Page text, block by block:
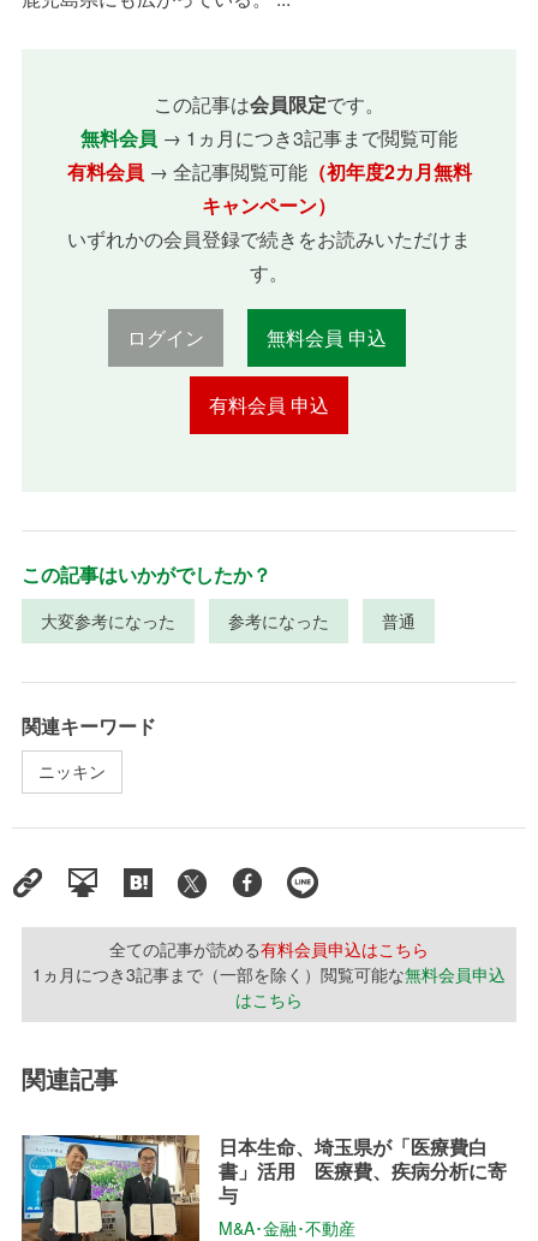
この記事は会員限定です。
無料会員 → 1ヵ月につき3記事まで閲覧可能
有料会員 → 全記事閲覧可能（初年度2カ月無料
キャンペーン）
いずれかの会員登録で続きをお読みいただけま
す。
ログイン 無料会員 申込
有料会員 申込
この記事はいかがでしたか？
大変参考になった 参考になった 普通
関連キーワード
ニッキン
全ての記事が読める有料会員申込はこちら
1ヵ月につき3記事まで（一部を除く）閲覧可能な無料会員申込
はこちら
関連記事
日本生命、埼玉県が「医療費白
書」活用 医療費、疾病分析に寄
与
M&A･金融･不動産